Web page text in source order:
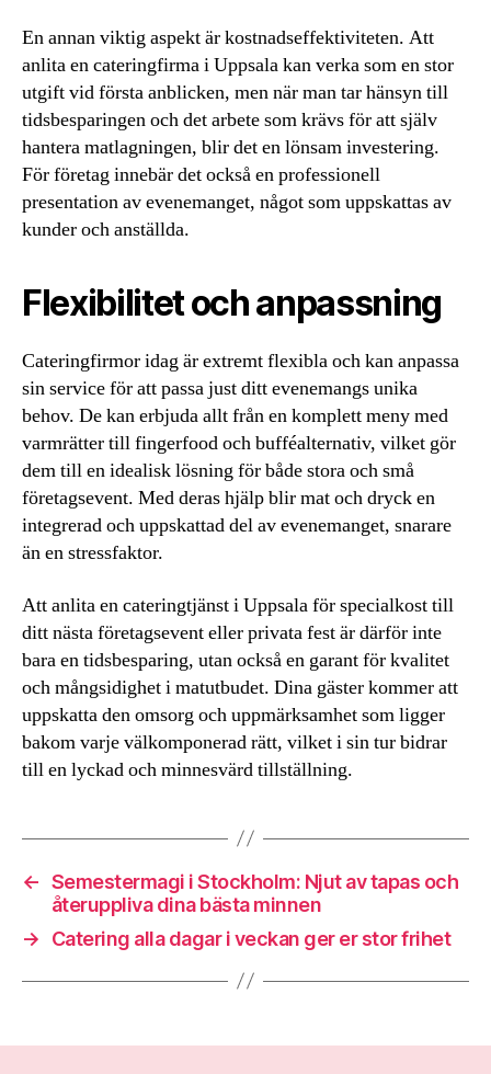
En annan viktig aspekt är kostnadseffektiviteten. Att
anlita en cateringfirma i Uppsala kan verka som en stor
utgift vid första anblicken, men när man tar hänsyn till
tidsbesparingen och det arbete som krävs för att själv
hantera matlagningen, blir det en lönsam investering.
För företag innebär det också en professionell
presentation av evenemanget, något som uppskattas av
kunder och anställda.
Flexibilitet och anpassning
Cateringfirmor idag är extremt flexibla och kan anpassa
sin service för att passa just ditt evenemangs unika
behov. De kan erbjuda allt från en komplett meny med
varmrätter till fingerfood och bufféalternativ, vilket gör
dem till en idealisk lösning för både stora och små
företagsevent. Med deras hjälp blir mat och dryck en
integrerad och uppskattad del av evenemanget, snarare
än en stressfaktor.
Att anlita en cateringtjänst i Uppsala för specialkost till
ditt nästa företagsevent eller privata fest är därför inte
bara en tidsbesparing, utan också en garant för kvalitet
och mångsidighet i matutbudet. Dina gäster kommer att
uppskatta den omsorg och uppmärksamhet som ligger
bakom varje välkomponerad rätt, vilket i sin tur bidrar
till en lyckad och minnesvärd tillställning.
← Semestermagi i Stockholm: Njut av tapas och
återuppliva dina bästa minnen
→
Catering alla dagar i veckan ger er stor frihet